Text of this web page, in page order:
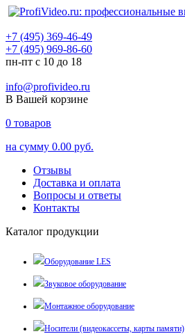
+7 (495) 369-46-49
+7 (495) 969-86-60
пн-пт с 10 до 18
info@profivideo.ru
В Вашей корзине
0 товаров
на сумму 0.00 руб.
Отзывы
Доставка и оплата
Вопросы и ответы
Контакты
Каталог продукции
Оборудование LES
Звуковое оборудование
Монтажное оборудование
Носители (видеокассеты, карты памяти)